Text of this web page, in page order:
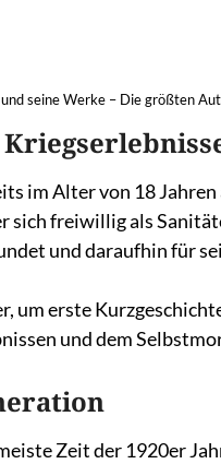
seine Werke – Die größten
im Alter von 18
sich freiwillig als
und daraufhin für
um erste
und dem
Zeit der 1920er